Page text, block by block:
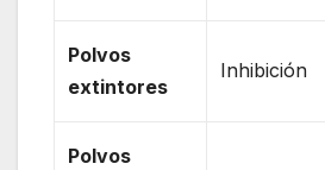
Polvos
extintores
Inhibición
Polvos